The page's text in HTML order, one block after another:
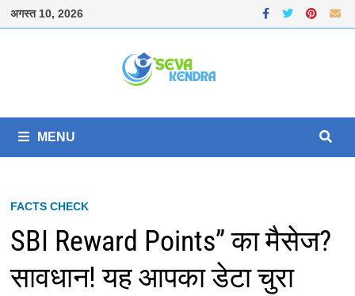
Skip
अगस्त 10, 2026
MENU
FACTS CHECK
SBI Reward Points” का मैसेज?
सावधान! यह आपका डेटा चुरा